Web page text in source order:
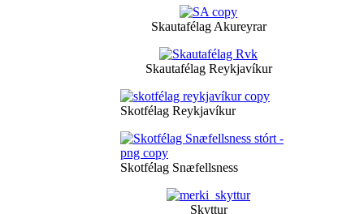
Skautafélag Akureyrar
Skautafélag Reykjavíkur
Skotfélag Reykjavíkur
Skotfélag Snæfellsness
Skyttur